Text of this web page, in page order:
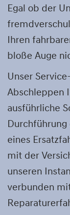
Egal ob der
Ihren
bloße Auge
Unser
Abschleppen
ausführliche
eines
mit der
unseren
verbunden